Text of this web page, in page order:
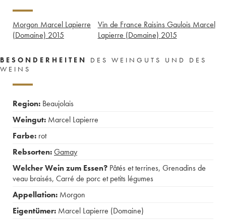
Morgon Marcel Lapierre
(Domaine) 2015
Vin de France Raisins Gaulois Marcel
Lapierre (Domaine) 2015
BESONDERHEITEN
DES WEINGUTS UND DES
WEINS
Region: Beaujolais
Weingut: Marcel Lapierre
Farbe: rot
Rebsorten:Gamay
Welcher Wein zum Essen? Pâtés et terrines, Grenadins de
veau braisés, Carré de porc et petits légumes
Appellation: Morgon
Eigentümer: Marcel Lapierre (Domaine)